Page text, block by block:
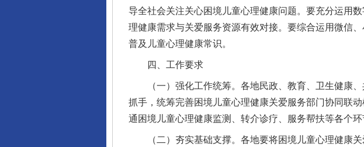
导全社会关注关心困境儿童心理健康问题。要充分运用
理健康需求与关爱服务资源有效对接。要综合运用微信
普及儿童心理健康常识。
四、工作要求
（一）强化工作统筹。各地民政、教育、卫生健康、
抓手，统筹完善困境儿童心理健康关爱服务部门协同联
通困境儿童心理健康监测、转介诊疗、服务帮扶等各个
（二）夯实基础支撑。各地要将困境儿童心理健康关